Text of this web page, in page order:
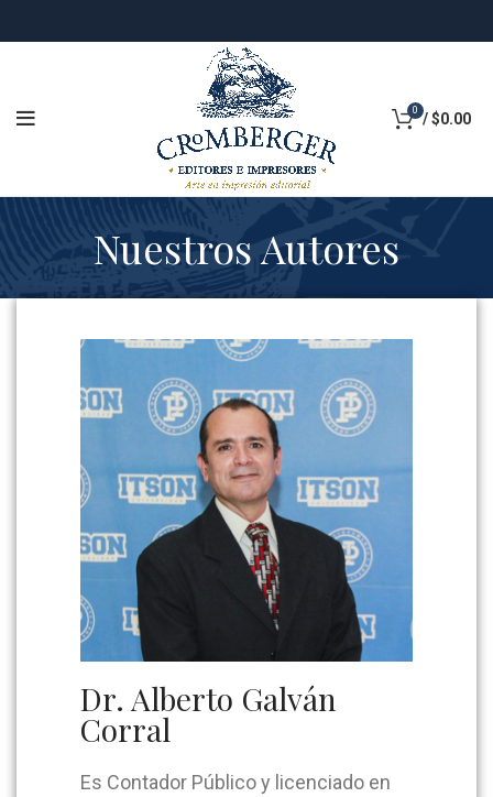
0 /$0.00
Nuestros Autores
Dr. Alberto Galván
Corral
Es Contador Público y licenciado en